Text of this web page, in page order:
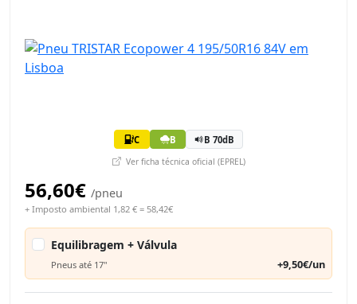
C B B 70dB
Ver ficha técnica oficial (EPREL)
56,60€ /pneu
+ Imposto ambiental 1,82 € = 58,42€
Equilibragem + Válvula
Pneus até 17" +9,50€/un